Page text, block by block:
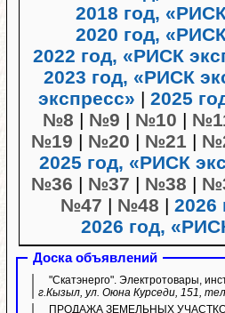
2018 год,
2020 год,
2022 год, «РИСК
2023 год, «РИСК
экспресс» | 2025
№8 | №9 | №10 |
№19 | №20 | №21 |
2025 год, «РИСК
№36 | №37 | №38 |
№47 | №48 | 2026
2026 год,
Доска объявлений
"Скатэнерго". Электротовары,
г.Кызыл, ул. Оюна Курседи, 151,
ПРОДАЖА ЗЕМЕЛЬНЫХ УЧАСТКОВ